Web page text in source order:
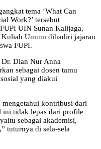
tema ‘What Can
Work?’ tersebut
UIN Sunan Kalijaga,
Umum dihadiri jajaran
FUPI.
Dian Nur Anna
sebagai dosen tamu
yang diakui
kontribusi dari
ini tidak lepas dari profile
sebagai akademisi,
tuturnya di sela-sela